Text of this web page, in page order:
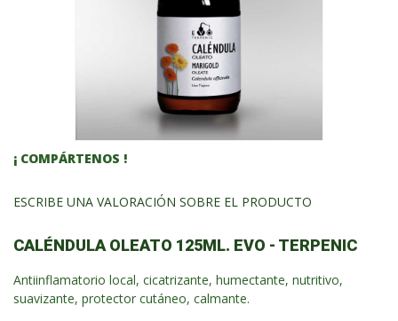
¡ COMPÁRTENOS !
ESCRIBE UNA VALORACIÓN SOBRE EL PRODUCTO
CALÉNDULA OLEATO 125ML. EVO - TERPENIC
Antiinflamatorio local, cicatrizante, humectante, nutritivo,
suavizante, protector cutáneo, calmante.